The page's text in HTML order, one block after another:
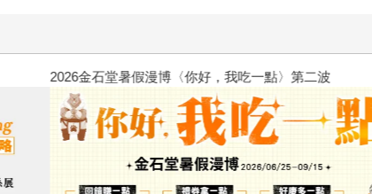
2026金石堂暑假漫博〈你好，我吃一點〉第二波